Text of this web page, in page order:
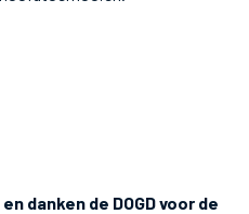
danken de DOGD voor de